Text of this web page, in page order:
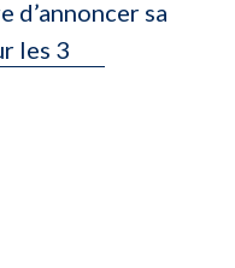
d’annoncer sa
les 3